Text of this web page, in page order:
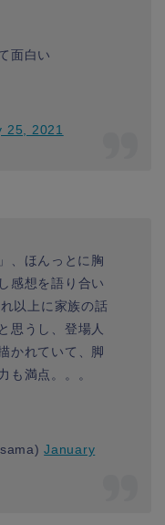
面白い
25, 2021
、ほんっとに胸
感想を語り合い
以上に家族の話
思うし、登場人
かれていて、脚
も満点。。。
January